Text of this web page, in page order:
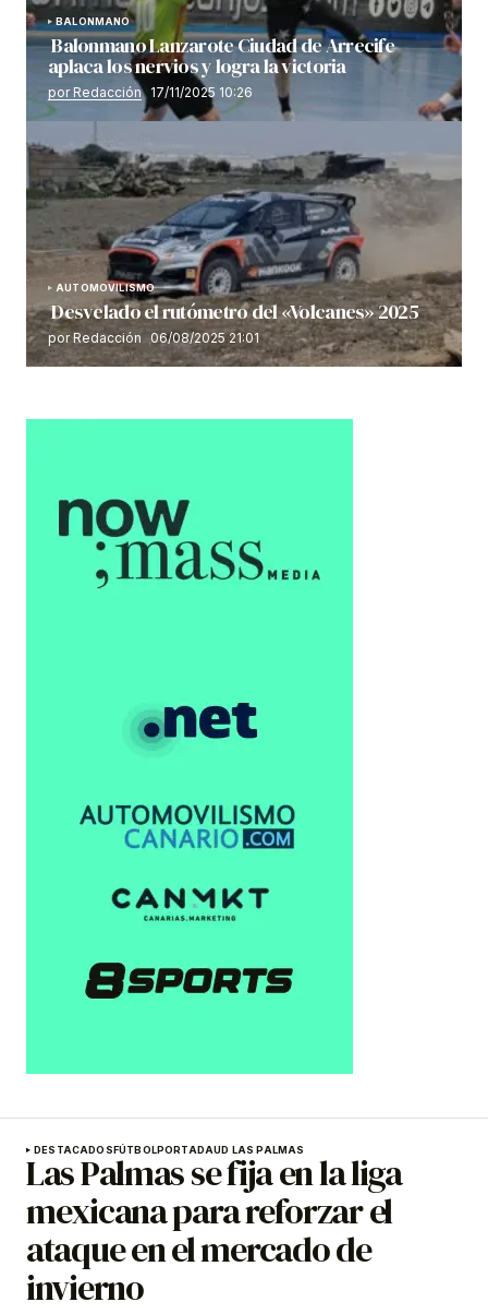
BALONMANO
Balonmano Lanzarote Ciudad de Arrecife
aplaca los nervios y logra la victoria
por Redacción 17/11/2025 10:26
AUTOMOVILISMO
Desvelado el rutómetro del «Volcanes» 2025
por Redacción 06/08/2025 21:01
DESTACADOSFÚTBOLPORTADAUD LAS PALMAS
Las Palmas se fija en la liga
mexicana para reforzar el
ataque en el mercado de
invierno